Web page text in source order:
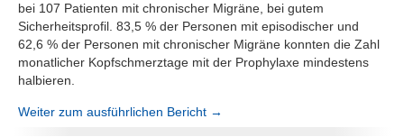
bei 107 Patienten mit chronischer Migräne, bei gutem
Sicherheitsprofil. 83,5 % der Personen mit episodischer und
62,6 % der Personen mit chronischer Migräne konnten die Zahl
monatlicher Kopfschmerztage mit der Prophylaxe mindestens
halbieren.
Weiter zum ausführlichen Bericht →